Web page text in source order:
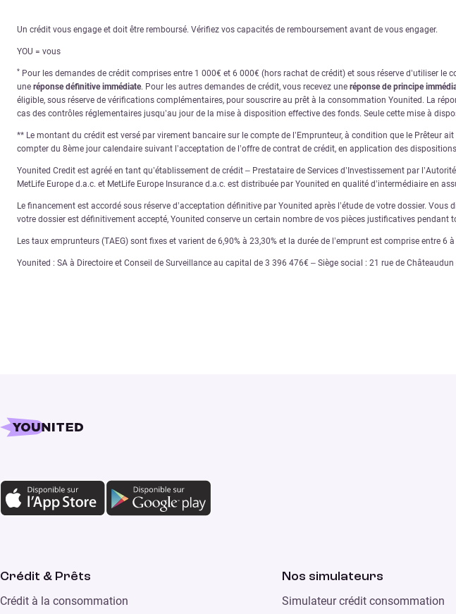
Un crédit vous engage et doit être remboursé. Vérifiez vos capacités de remboursement avant de vous engager.
YOU = vous
* Pour les demandes de crédit comprises entre 1 000€ et 6 000€ (hors rachat de crédit) et sous réserve d’utiliser
une réponse définitive immédiate. Pour les autres demandes de crédit, vous recevez une réponse de principe
éligible, sous réserve de vérifications complémentaires, pour souscrire au prêt à la consommation Younited. La
cas des contrôles réglementaires jusqu’au jour de la mise à disposition effective des fonds. Seule cette mise à
** Le montant du crédit est versé par virement bancaire sur le compte de l’Emprunteur, à condition que le Prêteur
compter du 8ème jour calendaire suivant l’acceptation de l’offre de contrat de crédit, en application des
Younited Credit est agréé en tant qu’établissement de crédit – Prestataire de Services d’Investissement par
MetLife Europe d.a.c. et MetLife Europe Insurance d.a.c. est distribuée par Younited en qualité d’intermédiaire en
Le financement est accordé sous réserve d’acceptation définitive par Younited après l’étude de votre dossier.
votre dossier est définitivement accepté, Younited conserve un certain nombre de vos pièces justificatives pendant
Les taux emprunteurs (TAEG) sont fixes et varient de 6,90% à 23,30% et la durée de l’emprunt est comprise entre 6
Younited : SA à Directoire et Conseil de Surveillance au capital de 3 396 476€ – Siège social : 21 rue de
Crédit & Prêts
Crédit à la consommation
Nos simulateurs
Simulateur crédit consommation